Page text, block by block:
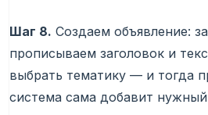
Шаг 8. Создаем объявление:
прописываем заголовок и
выбрать тематику — и тогда
система сама добавит